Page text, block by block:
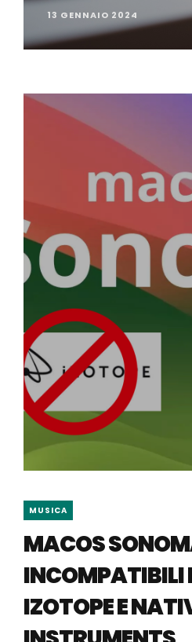
13 GENNAIO 2024
MUSICA
MACOS
INCOMPATIBILI
IZOTOPE E